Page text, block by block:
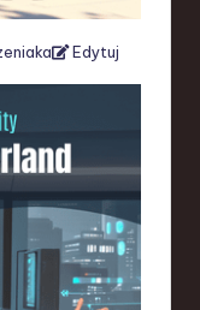
Edytuj